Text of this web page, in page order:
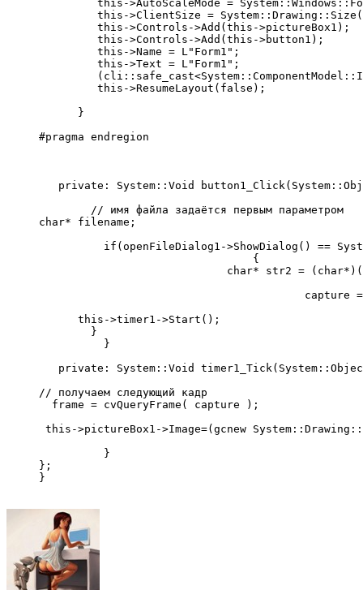
this->AutoScaleMode =
this->ClientSize =
this->Controls->Add(this->pictureBox1);
this->Controls->Add(this->button1);
this->Name = L"Form1";
this->Text = L"Form1";
this->ResumeLayout(false);
}
#pragma endregion
private: System::Void
// имя файла задаётся первым параметром
char* filename;
if(openFileDialog1->ShowDialog() ==
{
char* str2 =
capture =
this->timer1->Start();
}
}
private: System::Void
// получаем следующий кадр
frame = cvQueryFrame( capture );
this->pictureBox1->Image=(gcnew
}
};
}